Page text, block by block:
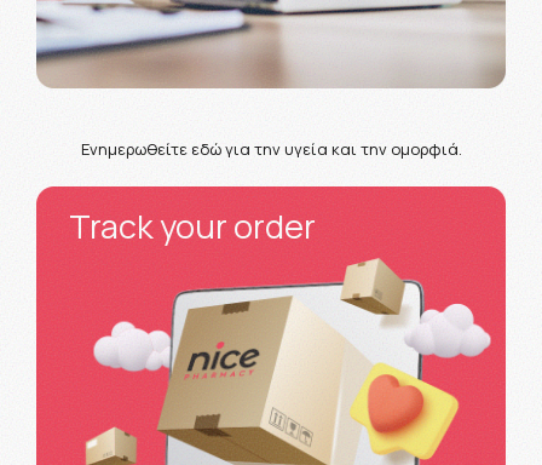
Ενημερωθείτε εδώ για την υγεία και την ομορφιά.
Track your order